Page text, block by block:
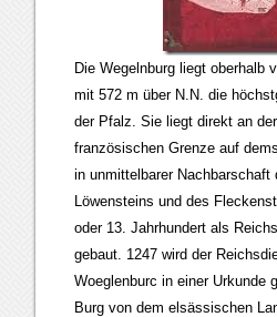
Die Wegelnburg liegt oberhalb
mit 572 m über N.N. die
der Pfalz. Sie liegt direkt an
französischen Grenze auf
in unmittelbarer Nachbarschaft
Löwensteins und des
oder 13. Jahrhundert als
gebaut. 1247 wird der
Woeglenburc in einer Urkunde
Burg von dem elsässischen